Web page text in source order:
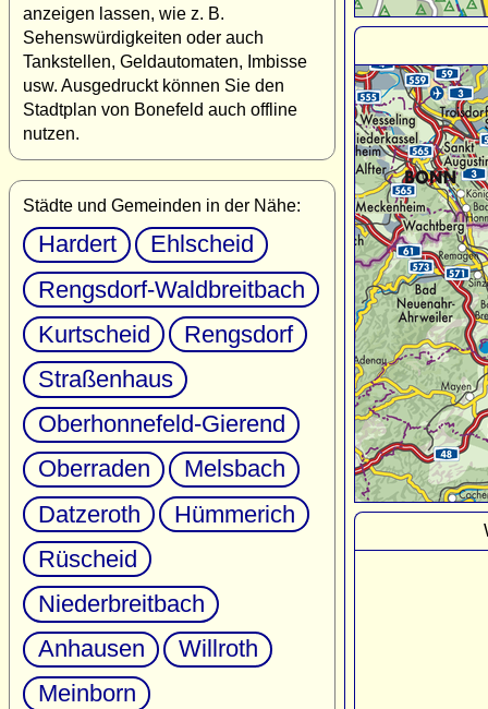
anzeigen lassen, wie z. B.
Sehenswürdigkeiten oder auch
Tankstellen, Geldautomaten, Imbisse
usw. Ausgedruckt können Sie den
Stadtplan von Bonefeld auch offline
nutzen.
Städte und Gemeinden in der Nähe:
Hardert
Ehlscheid
Rengsdorf-Waldbreitbach
Kurtscheid
Rengsdorf
Straßenhaus
Oberhonnefeld-Gierend
Oberraden
Melsbach
Datzeroth
Hümmerich
Rüscheid
Niederbreitbach
Anhausen
Willroth
Meinborn